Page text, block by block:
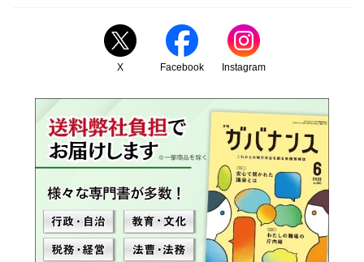
X Facebook Instagram